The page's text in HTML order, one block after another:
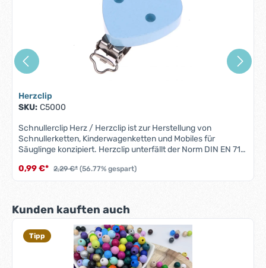
Herzclip
SKU: C5000
Schnullerclip Herz / Herzclip ist zur Herstellung von
Schnullerketten, Kinderwagenketten und Mobiles für
Säuglinge konzipiert. Herzclip unterfällt der Norm DIN EN 71-
Holzclips sind schweiß-, speichelfest, farbecht, nickel- und
rostfrei, also für Babys Münder völlig unbedenklich. Material:
HerzclipBohrung: keineHerstellungsland: Deutschland
ACHTUNG: WEGEN VERSCHLUCKBARER KLEINTEILE NICHT
FÜR KINDER UNTER 3 JAHREN GEEIGNET!
0,99 €* 2,29 €* (56.77% gespart)
Produktgalerie überspringen
Kunden kauften auch
Tipp